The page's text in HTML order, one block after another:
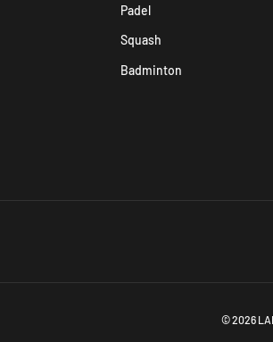
Padel
Squash
Badminton
© 2026